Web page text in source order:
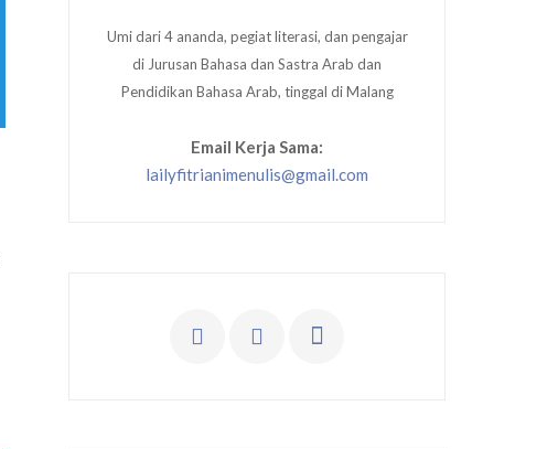
Umi dari 4 ananda, pegiat literasi, dan pengajar
di Jurusan Bahasa dan Sastra Arab dan
Pendidikan Bahasa Arab, tinggal di Malang
Email Kerja Sama:
lailyfitrianimenulis@gmail.com